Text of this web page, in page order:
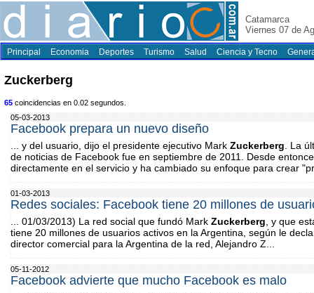
Catamarca
Viernes 07 de
Principal Economia Deportes Turismo Salud Ciencia y Tecno
Zuckerberg
65 coincidencias en 0.02 segundos.
05-03-2013
Facebook prepara un nuevo diseño
... y del usuario, dijo el presidente ejecutivo Mark Zuckerberg . La
de noticias de Facebook fue en septiembre de 2011. Desde
directamente en el servicio y ha cambiado su enfoque para crear
01-03-2013
Redes sociales: Facebook tiene 20 millones de
... 01/03/2013) La red social que fundó Mark Zuckerberg , y que
tiene 20 millones de usuarios activos en la Argentina, según le
director comercial para la Argentina de la red, Alejandro Z...
05-11-2012
Facebook advierte que mucho Facebook es malo